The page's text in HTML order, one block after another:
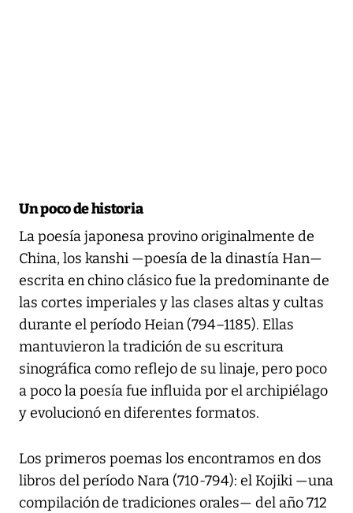
Un poco de historia
La poesía japonesa provino originalmente de
China, los kanshi —poesía de la dinastía Han—
escrita en chino clásico fue la predominante de
las cortes imperiales y las clases altas y cultas
durante el período Heian (794–1185). Ellas
mantuvieron la tradición de su escritura
sinográfica como reflejo de su linaje, pero poco
a poco la poesía fue influida por el archipiélago
y evolucionó en diferentes formatos.
Los primeros poemas los encontramos en dos
libros del período Nara (710-794): el Kojiki —una
compilación de tradiciones orales— del año 712